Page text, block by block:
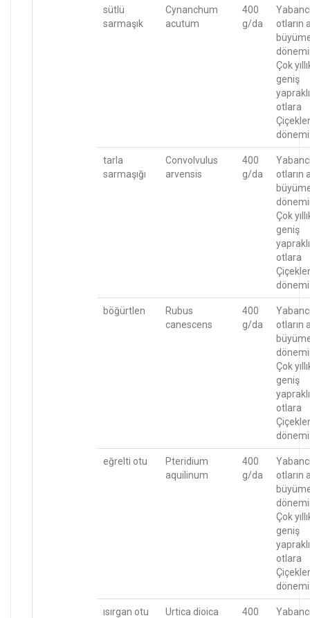
sütlü
sarmaşık
Cynanchum
acutum
400
g/da
otların
Çok
geniş
yapraklı
otlara
tarla
sarmaşığı
Convolvulus
arvensis
400
g/da
otların
Çok
geniş
yapraklı
otlara
dönemi
böğürtlen
Rubus
canescens
400
g/da
otların
Çok
geniş
yapraklı
otlara
eğrelti otu
Pteridium
aquilinum
400
g/da
otların
Çok
geniş
yapraklı
otlara
ısırgan otu Urtica dioica
400